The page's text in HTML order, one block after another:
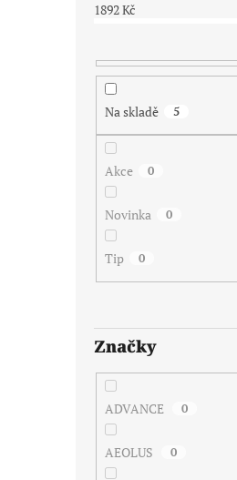
1892Kč
Na skladě 5
Akce 0
Novinka 0
Tip 0
Značky
ADVANCE 0
AEOLUS 0